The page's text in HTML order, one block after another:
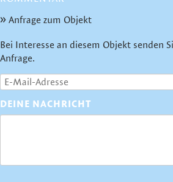
Anfrage zum Objekt
Bei Interesse an diesem Objekt senden
Anfrage.
DEINE NACHRICHT